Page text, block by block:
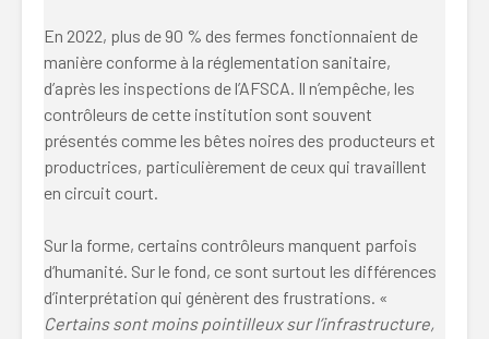
En 2022, plus de 90 % des fermes fonctionnaient de
manière conforme à la réglementation sanitaire,
d’après les inspections de l’AFSCA. Il n’empêche, les
contrôleurs de cette institution sont souvent
présentés comme les bêtes noires des producteurs et
productrices, particulièrement de ceux qui travaillent
en circuit court.
Sur la forme, certains contrôleurs manquent parfois
d’humanité. Sur le fond, ce sont surtout les différences
d’interprétation qui génèrent des frustrations. «
Certains sont moins pointilleux sur l’infrastructure,